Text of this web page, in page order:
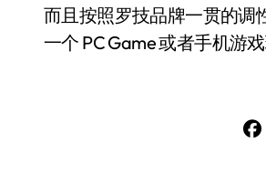
而且按照罗技品牌一贯的调
一个 PC Game 或者手机游戏